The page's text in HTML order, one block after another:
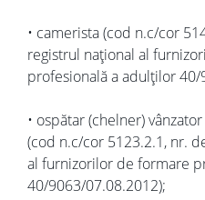
• camerista (cod n.c/cor
registrul național al
profesională a adulților 40/
• ospătar (chelner)
(cod n.c/cor 5123.2.1, nr.
al furnizorilor de formare
40/9063/07.08.2012);